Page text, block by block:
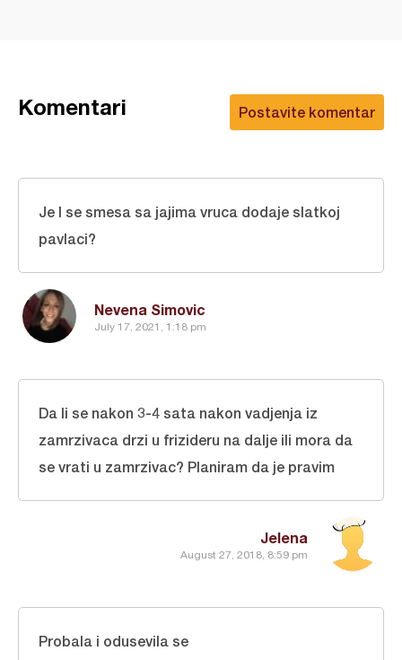
Postavite komentar
Komentari
Nevena Simovic
July 17, 2021, 1:18 pm
Je l se smesa sa jajima vruca dodaje slatkoj
pavlaci?
Jelena
August 27, 2018, 8:59 pm
Da li se nakon 3-4 sata nakon vadjenja iz
zamrzivaca drzi u frizideru na dalje ili mora da
se vrati u zamrzivac? Planiram da je pravim
Probala i odusevila se